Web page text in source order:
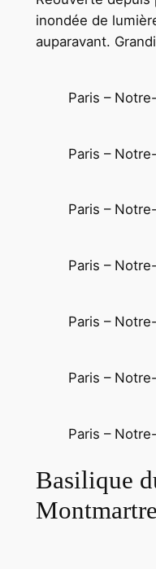
inondée de
auparavant.
Paris –
Paris –
Paris –
Paris –
Paris –
Paris –
Paris –
Basilique
Montmartre